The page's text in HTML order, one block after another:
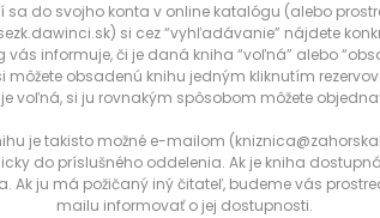
sa do svojho konta v online katalógu (alebo
si cez “vyhľadávanie” nájdete
vás informuje, či je daná kniha “voľná” alebo
môžete obsadenú knihu jedným kliknutím
je voľná, si ju rovnakým spôsobom môžete
je takisto možné e-mailom
do príslušného oddelenia. Ak je kniha
Ak ju má požičaný iný čitateľ, budeme vás
mailu informovať o jej dostupnosti.